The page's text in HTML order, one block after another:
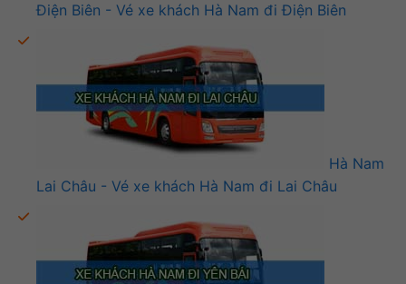
Điện Biên - Vé xe khách Hà Nam đi Điện Biên
Hà Nam
Lai Châu - Vé xe khách Hà Nam đi Lai Châu